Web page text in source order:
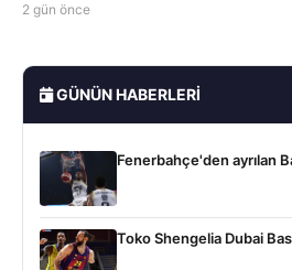
2 gün önce
GÜNÜN HABERLERI
Fenerbahçe'den ayrılan
Toko Shengelia Dubai